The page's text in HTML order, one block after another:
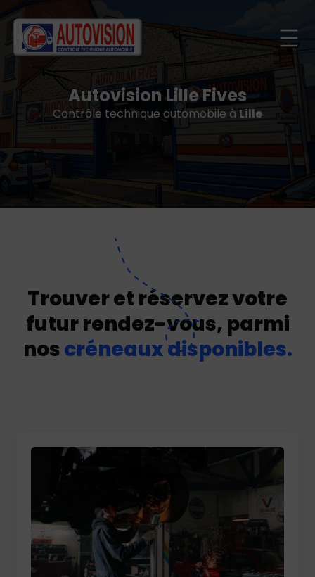
Autovision Lille Fives
Contrôle technique automobile à Lille
Trouver et réservez votre
futur rendez-vous, parmi
noscréneaux disponibles.